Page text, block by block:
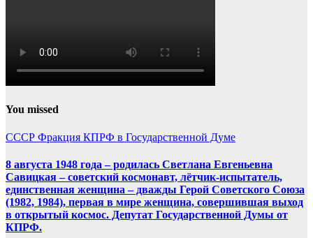
You missed
СССР Фракция КПРФ в Государственной Думе
8 августа 1948 года – родилась Светлана Евгеньевна
Савицкая – советский космонавт, лётчик-испытатель,
единственная женщина – дважды Герой Советского Союза
(1982, 1984), первая в мире женщина, совершившая выход
в открытый космос. Депутат Государственной Думы от
КПРФ.